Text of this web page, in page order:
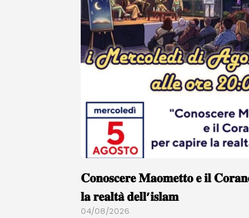
𝐂𝐨𝐧𝐨𝐬𝐜𝐞𝐫𝐞 𝐌𝐚𝐨𝐦𝐞𝐭𝐭𝐨 𝐞 𝐢𝐥
𝐥𝐚 𝐫𝐞𝐚𝐥𝐭𝐚̀ 𝐝𝐞𝐥𝐥’𝐢𝐬𝐥𝐚𝐦
04/08/2026